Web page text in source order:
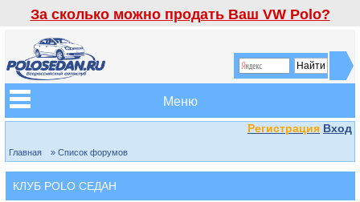
За сколько можно продать Ваш VW Polo?
Меню
Регистрация Вход
Главная » Список форумов
КЛУБ POLO СЕДАН